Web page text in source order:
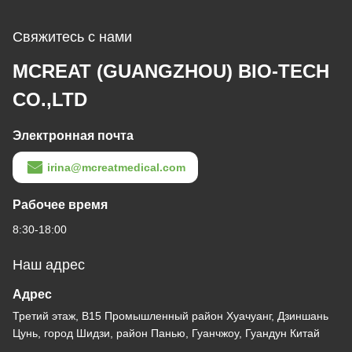
Свяжитесь с нами
MCREAT (GUANGZHOU) BIO-TECH
CO.,LTD
Электронная почта
irina@mcreatmedical.com
Рабочее время
8:30-18:00
Наш адрес
Адрес
Третий этаж, B15 Промышленный район Хуачуанг, Дзиншань
Цунь, город Шидзи, район Панью, Гуанчжоу, Гуандун Китай